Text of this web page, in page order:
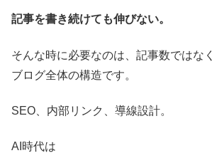
記事を書き続けても伸びない。
そんな時に必要なのは、記事数ではなく
ブログ全体の構造です。
SEO、内部リンク、導線設計。
AI時代は